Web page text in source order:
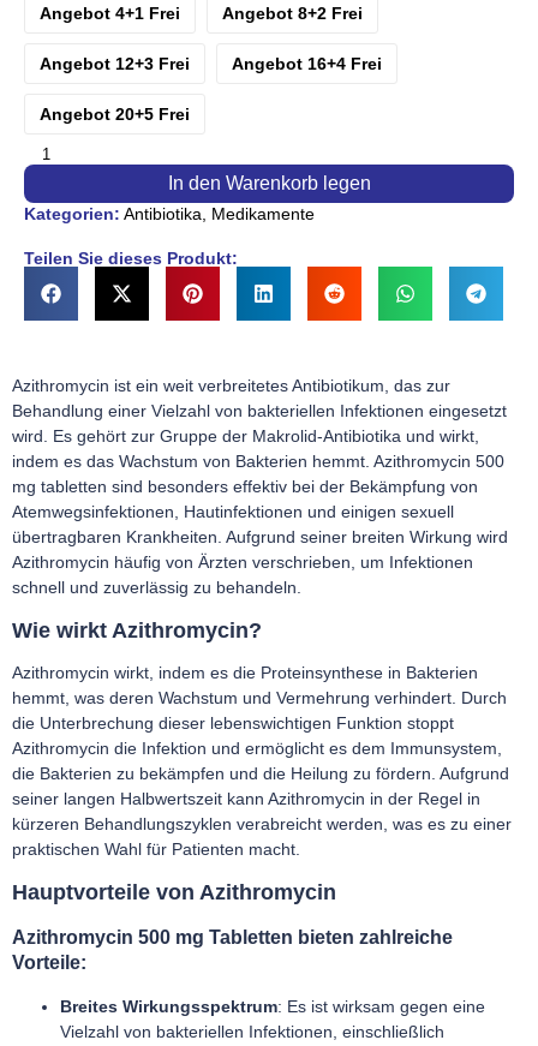
Angebot 4+1 Frei Angebot 8+2 Frei
Angebot 12+3 Frei Angebot 16+4 Frei
Angebot 20+5 Frei
In den Warenkorb legen
Kategorien: Antibiotika Medikamente
Teilen Sie dieses Produkt:
Azithromycin ist ein weit verbreitetes Antibiotikum, das zur
Behandlung einer Vielzahl von bakteriellen Infektionen eingesetzt
wird. Es gehört zur Gruppe der Makrolid-Antibiotika und wirkt,
indem es das Wachstum von Bakterien hemmt. Azithromycin 500
mg tabletten sind besonders effektiv bei der Bekämpfung von
Atemwegsinfektionen, Hautinfektionen und einigen sexuell
übertragbaren Krankheiten. Aufgrund seiner breiten Wirkung wird
Azithromycin häufig von Ärzten verschrieben, um Infektionen
schnell und zuverlässig zu behandeln.
Wie wirkt Azithromycin?
Azithromycin wirkt, indem es die Proteinsynthese in Bakterien
hemmt, was deren Wachstum und Vermehrung verhindert. Durch
die Unterbrechung dieser lebenswichtigen Funktion stoppt
Azithromycin die Infektion und ermöglicht es dem Immunsystem,
die Bakterien zu bekämpfen und die Heilung zu fördern. Aufgrund
seiner langen Halbwertszeit kann Azithromycin in der Regel in
kürzeren Behandlungszyklen verabreicht werden, was es zu einer
praktischen Wahl für Patienten macht.
Hauptvorteile von Azithromycin
Azithromycin 500 mg Tabletten bieten zahlreiche
Vorteile:
Breites Wirkungsspektrum: Es ist wirksam gegen eine
Vielzahl von bakteriellen Infektionen, einschließlich